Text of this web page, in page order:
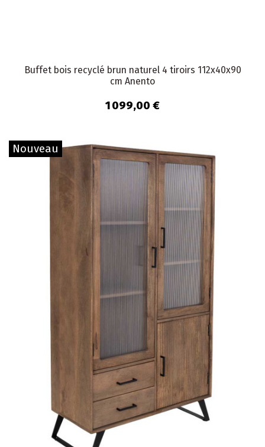
Buffet bois recyclé brun naturel 4 tiroirs 112x40x90
cm Anento
1 099,00 €
Nouveau